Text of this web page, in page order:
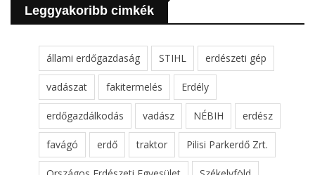
Leggyakoribb cimkék
állami erdőgazdaság STIHL erdészeti gép
vadászat fakitermelés Erdély
erdőgazdálkodás vadász NÉBIH erdész
favágó erdő traktor Pilisi Parkerdő Zrt.